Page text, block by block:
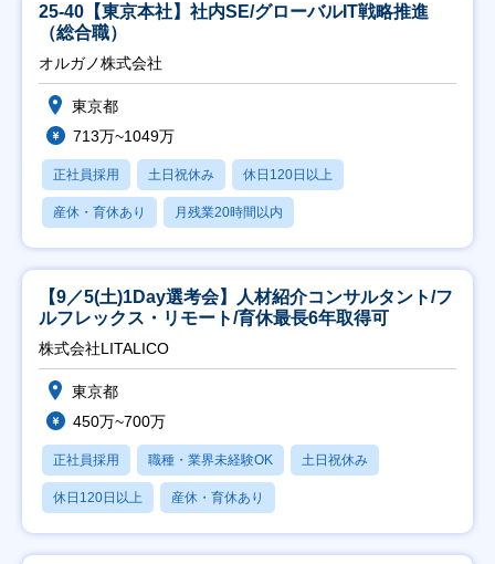
25-40【東京本社】社内SE/グローバルIT戦略推進
（総合職）
オルガノ株式会社
東京都
713万~1049万
正社員採用 土日祝休み 休日120日以上
産休・育休あり 月残業20時間以内
【9／5(土)1Day選考会】人材紹介コンサルタント/フ
ルフレックス・リモート/育休最長6年取得可
株式会社LITALICO
東京都
450万~700万
正社員採用 職種・業界未経験OK 土日祝休み
休日120日以上 産休・育休あり